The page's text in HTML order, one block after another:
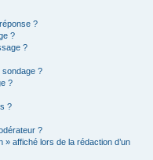
?
?
?
sondage ?
?
?
?
affiché lors de la rédaction d’un